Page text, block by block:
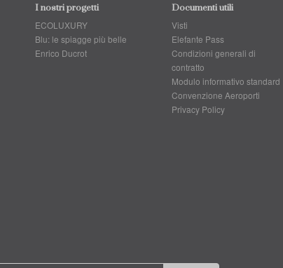
I nostri progetti
ECOLUXURY
Blu: le spiagge più belle
Enrico Ducrot
Documenti utili
Visti
Elefante Pass
Condizioni generali di
contratto
Modulo informativo standard
Convenzione Aeroporti
Privacy Policy